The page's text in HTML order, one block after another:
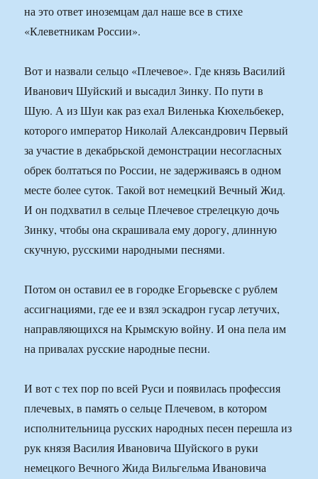
на это ответ иноземцам дал наше все в стихе
«Клеветникам России».
Вот и назвали сельцо «Плечевое». Где князь Василий
Иванович Шуйский и высадил Зинку. По пути в
Шую. А из Шуи как раз ехал Виленька Кюхельбекер,
которого император Николай Александрович Первый
за участие в декабрьской демонстрации несогласных
обрек болтаться по России, не задерживаясь в одном
месте более суток. Такой вот немецкий Вечный Жид.
И он подхватил в сельце Плечевое стрелецкую дочь
Зинку, чтобы она скрашивала ему дорогу, длинную
скучную, русскими народными песнями.
Потом он оставил ее в городке Егорьевске с рублем
ассигнациями, где ее и взял эскадрон гусар летучих,
направляющихся на Крымскую войну. И она пела им
на привалах русские народные песни.
И вот с тех пор по всей Руси и появилась профессия
плечевых, в память о сельце Плечевом, в котором
исполнительница русских народных песен перешла из
рук князя Василия Ивановича Шуйского в руки
немецкого Вечного Жида Вильгельма Ивановича